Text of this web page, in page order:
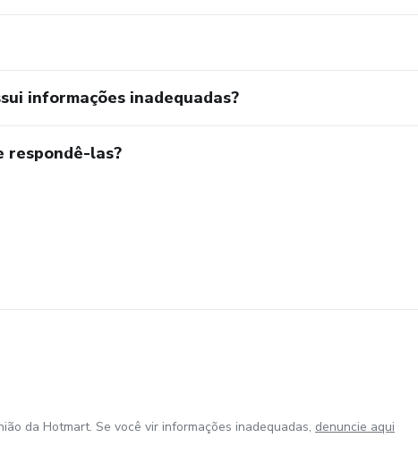
informações inadequadas?
respondê-las?
da Hotmart. Se você vir informações inadequadas, denuncie aqui